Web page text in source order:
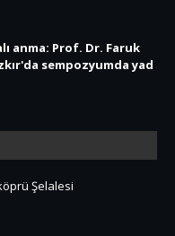
anma: Prof. Dr. Faruk
sempozyumda yad
Şelalesi